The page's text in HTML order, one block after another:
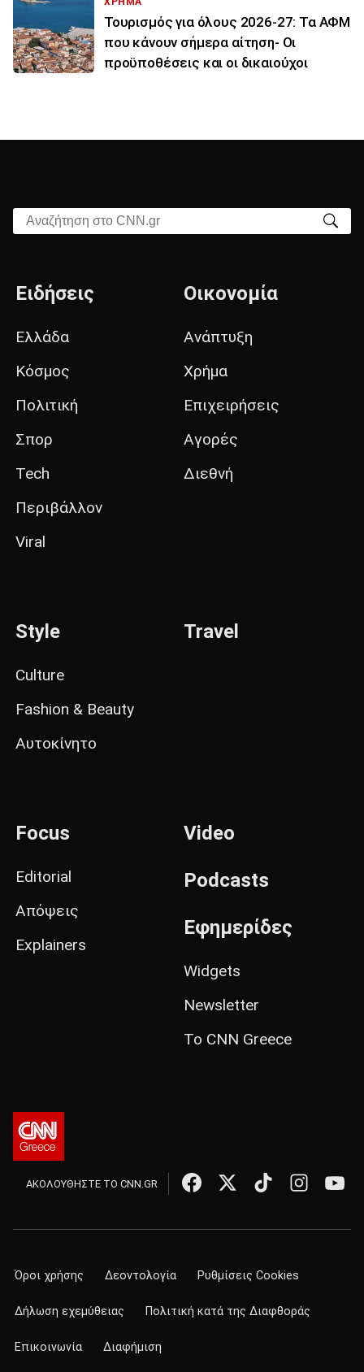
Τουρισμός για όλους 2026-27: Τα ΑΦΜ
που κάνουν σήμερα αίτηση- Οι
προϋποθέσεις και οι δικαιούχοι
Αναζήτηση στο CNN.gr
Ειδήσεις
Ελλάδα
Κόσμος
Πολιτική
Σπορ
Tech
Περιβάλλον
Viral
Οικονομία
Ανάπτυξη
Χρήμα
Επιχειρήσεις
Αγορές
Διεθνή
Style
Culture
Fashion & Beauty
Αυτοκίνητο
Travel
Focus
Editorial
Απόψεις
Explainers
Video
Podcasts
Εφημερίδες
Widgets
Newsletter
Το CNN Greece
ΑΚΟΛΟΥΘΗΣΤΕ ΤΟ CNN.GR
Όροι χρήσης Δεοντολογία Ρυθμίσεις Cookies
Δήλωση εχεμύθειας Πολιτική κατά της Διαφθοράς
Επικοινωνία Διαφήμιση